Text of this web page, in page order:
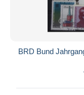
BRD Bund